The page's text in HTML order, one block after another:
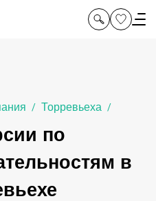
/ Торревьеха /
по
в